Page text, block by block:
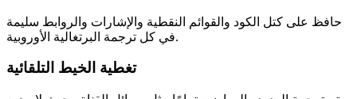
حافظ على كتل الكود والقوائم النقطية والإشارات والروابط سليمة
في كل ترجمة البرتغالية الأوروبية.
تغطية الخيط التلقائية